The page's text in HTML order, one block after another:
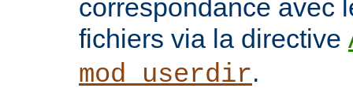
correspondance avec
fichiers via la directive
mod_userdir.